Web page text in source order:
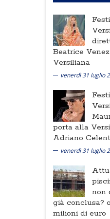
Beatrice
Versiliana
venerdì 31 luglio
porta alla
Adriano
venerdì 31 luglio
non
già conclusa?
milioni di euro